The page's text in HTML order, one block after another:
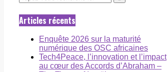
Articles récents
Enquête 2026 sur la maturité
numérique des OSC africaines
Tech4Peace, l’innovation et l’impact
au cœur des Accords d’Abraham –